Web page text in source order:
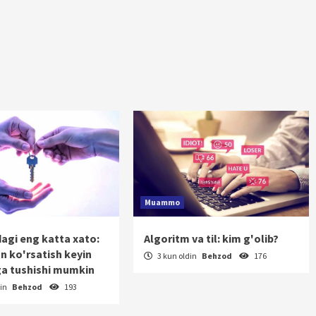
eng katta xato:
ko'rsatish keyin
tushishi mumkin
Behzod 193
Muammo
Algoritm va til: kim g'olib?
3 kun oldin Behzod 176